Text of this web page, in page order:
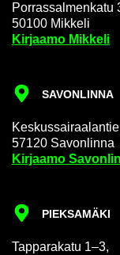
Por­ras­sal­men­ka­tu
50100 Mik­ke­li
Kir­jaa­mo Mik­ke­li
SA­VON­LIN­NA
57120 Sa­von­lin­na
Kir­jaa­mo
PIEK­SA­MÄ­KI
Tap­pa­ra­ka­tu 1–3,